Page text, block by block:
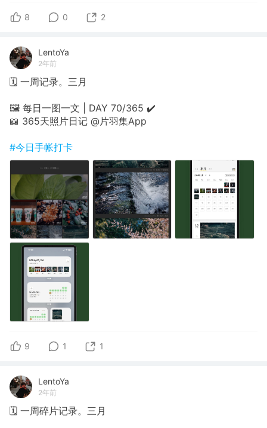
8 0 2
LentoYa
2年前
🗓 一周记录。三月
🖼 每日一图一文 | DAY 70/365 ✔️
📖 365天照片日记 @片羽集App
#今日手帐打卡
9 1 1
LentoYa
2年前
🗓 一周碎片记录。三月